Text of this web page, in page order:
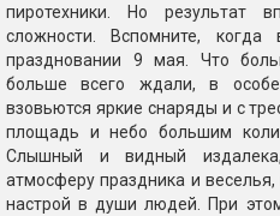
пиротехники. Но результат
сложности. Вспомните,
праздновании 9 мая. Что
больше всего ждали, в
взовьются яркие снаряды и с
площадь и небо большим
Слышный и видный
атмосферу праздника и
настрой в души людей. При